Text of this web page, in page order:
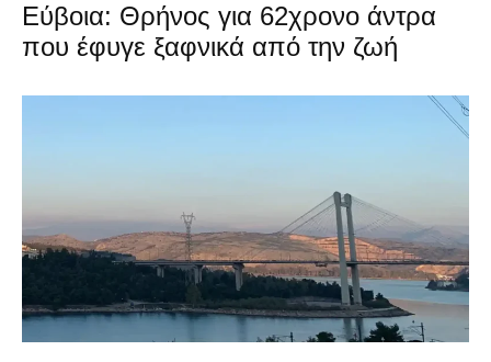
Εύβοια: Θρήνος για 62χρονο άντρα
που έφυγε ξαφνικά από την ζωή